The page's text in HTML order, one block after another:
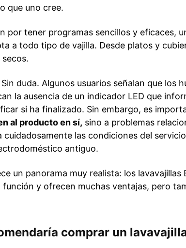
que uno cree.
por tener programas sencillos y eficaces,
a todo tipo de vajilla. Desde platos y
Sin duda. Algunos usuarios señalan que los
la ausencia de un indicador LED que
si ha finalizado. Sin embargo, es
al producto en sí, sino a problemas
las condiciones del
antiguo.
un panorama muy realista: los lavavajillas
función y ofrecen muchas ventajas, pero
comprar un